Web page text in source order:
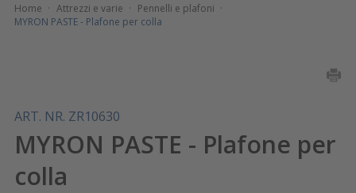
Home · Attrezzi e varie · Pennelli e plafoni ·
MYRON PASTE - Plafone per colla
ART. NR. ZR10630
MYRON PASTE - Plafone per
colla